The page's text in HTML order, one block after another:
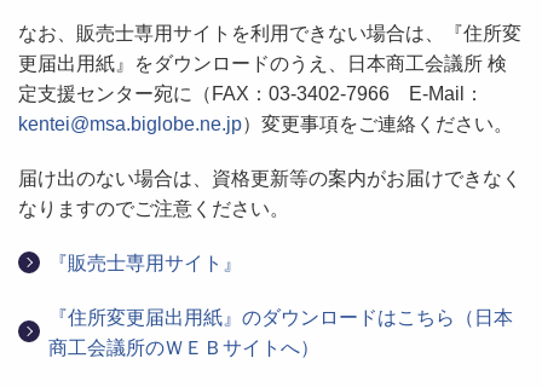
なお、販売士専用サイトを利用できない場合は、『住所変
更届出用紙』をダウンロードのうえ、日本商工会議所 検
定支援センター宛に（FAX：03-3402-7966 E-Mail：
kentei@msa.biglobe.ne.jp）変更事項をご連絡ください。
届け出のない場合は、資格更新等の案内がお届けできなく
なりますのでご注意ください。
『販売士専用サイト』
『住所変更届出用紙』のダウンロードはこちら（日本
商工会議所のＷＥＢサイトへ）